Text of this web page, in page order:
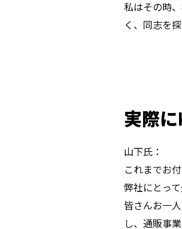
私はその時
く、同志を
――実
山下氏：
これまでお
弊社にとって
皆さんお一
し、通販事